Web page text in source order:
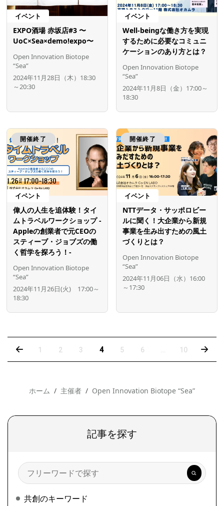
イベント
EXPO酒場 赤坂店#3 〜
UoC×Sea×demo!expo〜
Open Innovation Biotope
“Sea”
2024年11月28日（木）18:30
～20:30
イベント
Well-beingな働き方を実現
するために必要なコミュニ
ケーションのあり方とは？
Open Innovation Biotope
“Sea”
2024年11月8日（金）17:00～
18:30
開催終了
イベント
偉人の人生を追体験！タイ
ムトラベルワークショップ -
Appleの創業者で元CEOの
スティーブ・ジョブズの働
く哲学を探ろう！-
Open Innovation Biotope
“Sea”
2024年11月26日(火) 17:00～
18:30
開催終了
イベント
NTTデータ・サッポロビー
ルに聞く！大企業から新規
事業を生み出すための風土
づくりとは？
Open Innovation Biotope
“Sea”
2024年11月06日（水）16:00
～17:30
1 2 3 4 5 6 10
ホーム 主催者 Open Innovation Biotope “Sea”
記事を探す
検
索
共創のキーワード